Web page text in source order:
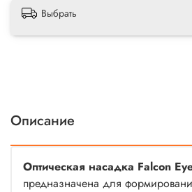
Выбрать
Описание
Оптическая насадка Falcon
предназначена для